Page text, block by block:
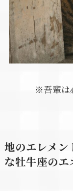
※吾輩は
地のエレメン
な牡牛座のエ